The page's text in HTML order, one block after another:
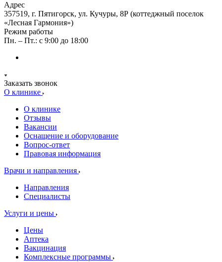
Адрес
357519, г. Пятигорск, ул. Кучуры, 8Р (коттеджный поселок
«Лесная Гармония»)
Режим работы
Пн. – Пт.: с 9:00 до 18:00
Заказать звонок
О клинике
О клинике
Отзывы
Вакансии
Оснащение и оборудование
Вопрос-ответ
Правовая информация
Врачи и направления
Направления
Специалисты
Услуги и цены
Цены
Аптека
Вакцинация
Комплексные программы